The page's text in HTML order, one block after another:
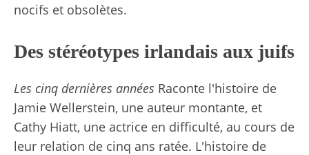
nocifs et obsolètes.
Des stéréotypes irlandais aux juifs
Les cinq dernières années Raconte l'histoire de
Jamie Wellerstein, une auteur montante, et
Cathy Hiatt, une actrice en difficulté, au cours de
leur relation de cinq ans ratée. L'histoire de